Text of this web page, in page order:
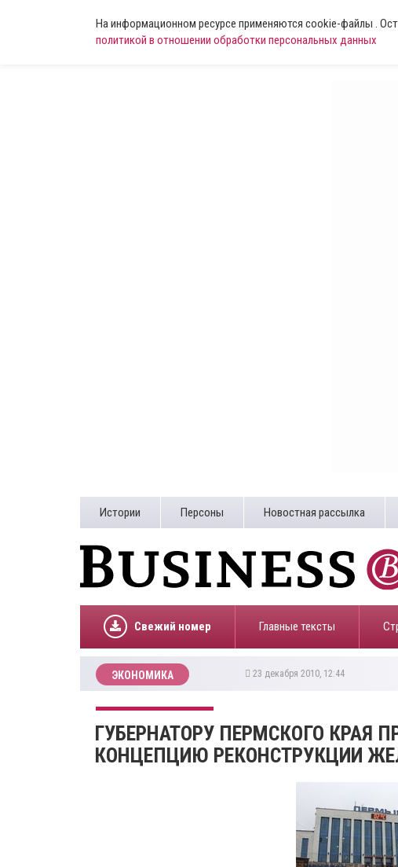
На информационном ресурсе применяются cookie-файлы .
политикой в отношении обработки персональных данных
Истории Персоны Новостная рассылка
Свежий номер Главные тексты
ЭКОНОМИКА 23 декабря 2010, 12:44
ГУБЕРНАТОРУ ПЕРМСКОГО КРАЯ
КОНЦЕПЦИЮ РЕКОНСТРУКЦИИ